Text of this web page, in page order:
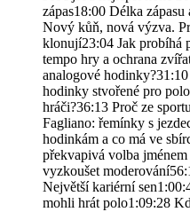
zápas18:00 Délka
Nový kůň, nová výzva.
klonují23:04 Jak probíhá
tempo hry a ochrana
analogové
hodinky stvořené pro
hráči?36:13 Proč ze
Fagliano: řemínky s
hodinkám a co má ve
překvapivá volba
vyzkoušet
Největší kariérní
mohli hrát polo1:09:28